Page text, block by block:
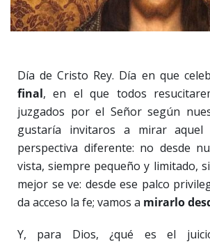
Día de Cristo Rey. Día en que
final, en el que todos
juzgados por el Señor según
gustaría invitaros a mirar aquel
perspectiva diferente: no desde
vista, siempre pequeño y limitado,
mejor se ve: desde ese palco
da acceso la fe; vamos a mirarlo
Y, para Dios, ¿qué es el